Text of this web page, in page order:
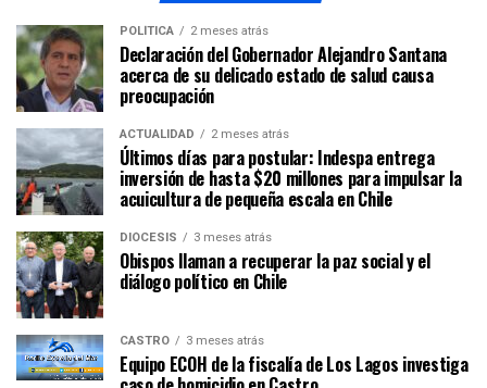
POLÍTICA 2 meses atrás
Declaración del Gobernador Alejandro Santana
acerca de su delicado estado de salud causa
preocupación
ACTUALIDAD 2 meses atrás
Últimos días para postular: Indespa entrega
inversión de hasta $20 millones para impulsar la
acuicultura de pequeña escala en Chile
DIÓCESIS 3 meses atrás
Obispos llaman a recuperar la paz social y el
diálogo político en Chile
CASTRO 3 meses atrás
Equipo ECOH de la fiscalía de Los Lagos investiga